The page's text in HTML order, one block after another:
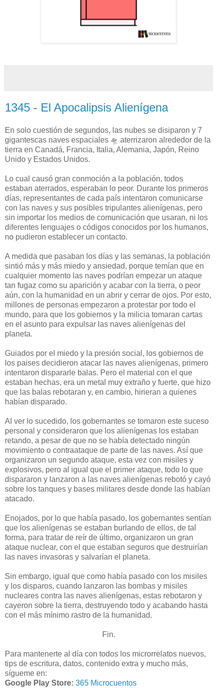
1345 - El Apocalipsis Alienígena
En solo cuestión de segundos, las nubes se disiparon y 7
gigantescas naves espaciales 🛸 aterrizaron alrededor de la
tierra en Canadá, Francia, Italia, Alemania, Japón, Reino
Unido y Estados Unidos.
Lo cual causó gran conmoción a la población, todos
estaban aterrados, esperaban lo peor. Durante los primeros
días, representantes de cada país intentaron comunicarse
con las naves y sus posibles tripulantes alienígenas, pero
sin importar los medios de comunicación que usaran, ni los
diferentes lenguajes o códigos conocidos por los humanos,
no pudieron establecer un contacto.
A medida que pasaban los días y las semanas, la población
sintió más y más miedo y ansiedad, porque temían que en
cualquier momento las naves podrían empezar un ataque
tan fugaz como su aparición y acabar con la tierra, o peor
aún, con la humanidad en un abrir y cerrar de ojos. Por esto,
millones de personas empezaron a protestar por todo el
mundo, para que los gobiernos y la milicia tomaran cartas
en el asunto para expulsar las naves alienígenas del
planeta.
Guiados por el miedo y la presión social, los gobiernos de
los paises decidieron atacar las naves alienígenas, primero
intentaron dispararle balas. Pero el material con el que
estaban hechas, era un metal muy extraño y fuerte, que hizo
que las balas rebotaran y, en cambio, hirieran a quienes
habían disparado.
Al ver lo sucedido, los gobernantes se tomaron este suceso
personal y consideraron que los alienígenas los estaban
retando, a pesar de que no se había detectado ningún
movimiento o contraataque de parte de las naves. Así que
organizaron un segundo ataque, esta vez con misiles y
explosivos, pero al igual que el primer ataque, todo lo que
dispararon y lanzaron a las naves alienígenas rebotó y cayó
sobre los tanques y bases militares desde donde las habían
atacado.
Enojados, por lo que había pasado, los gobernantes sentían
que los alienígenas se estaban burlando de ellos, de tal
forma, para tratar de reír de último, organizaron un gran
ataque nuclear, con el que estaban seguros que destruirían
las naves invasoras y salvarían el planeta.
Sin embargo, igual que como había pasado con los misiles
y los disparos, cuando lanzaron las bombas y misiles
nucleares contra las naves alienígenas, estas rebotaron y
cayeron sobre la tierra, destruyendo todo y acabando hasta
con el más mínimo rastro de la humanidad.
Fin.
Para mantenerte al día con todos los microrrelatos nuevos,
tips de escritura, datos, contenido extra y mucho más,
sígueme en:
Google Play Store: 365 Microcuentos